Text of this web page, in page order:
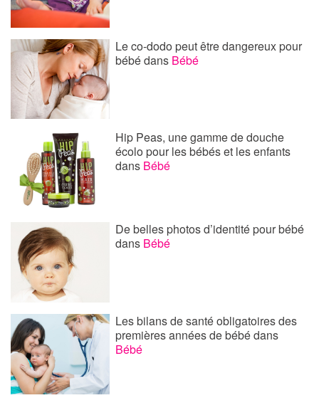
Le co-dodo peut être dangereux pour
bébédans Bébé
Hip Peas, une gamme de douche
écolo pour les bébés et les enfants
dans Bébé
De belles photos d’identité pour bébé
dans Bébé
Les bilans de santé obligatoires des
premières années de bébédans
Bébé